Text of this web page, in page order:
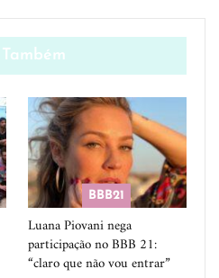
BBB21
Luana Piovani nega
participação no BBB 21:
“claro que não vou entrar”